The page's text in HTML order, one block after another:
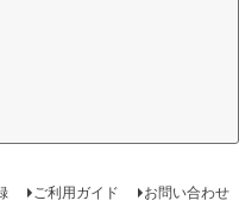
ご利用ガイド お問い合わせ